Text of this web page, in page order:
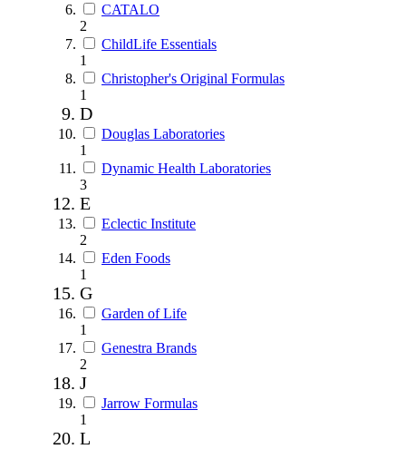
CATALO
2
ChildLife Essentials
1
Christopher's Original Formulas
1
D
Douglas Laboratories
1
Dynamic Health Laboratories
3
E
Eclectic Institute
2
Eden Foods
1
G
Garden of Life
1
Genestra Brands
2
J
Jarrow Formulas
1
L